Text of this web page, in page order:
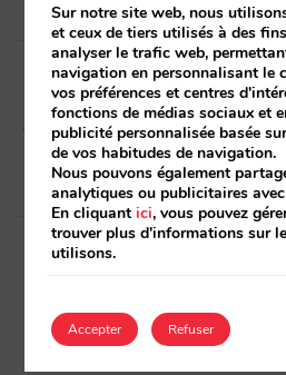
Post
navigation
Article précédent
10 conditions pour
internationaliser les ventes de
votre canal direct
Sur notre site web, nous
et ceux de tiers utilisés à des
analyser le trafic web,
navigation en personnalisant le
vos préférences et centres
fonctions de médias sociaux et
publicité personnalisée basée
de vos habitudes de navigation.
Nous pouvons également
analytiques ou publicitaires
En cliquantici, vous pouvez
trouver plus d'informations sur
utilisons.
Accepter Refuser